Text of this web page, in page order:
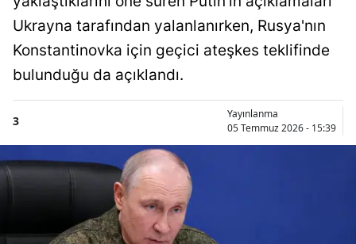
Ukrayna tarafından yalanlanırken, Rusya'nın
Konstantinovka için geçici ateşkes teklifinde
bulunduğu da açıklandı.
3
Yayınlanma
05 Temmuz 2026 - 15:39